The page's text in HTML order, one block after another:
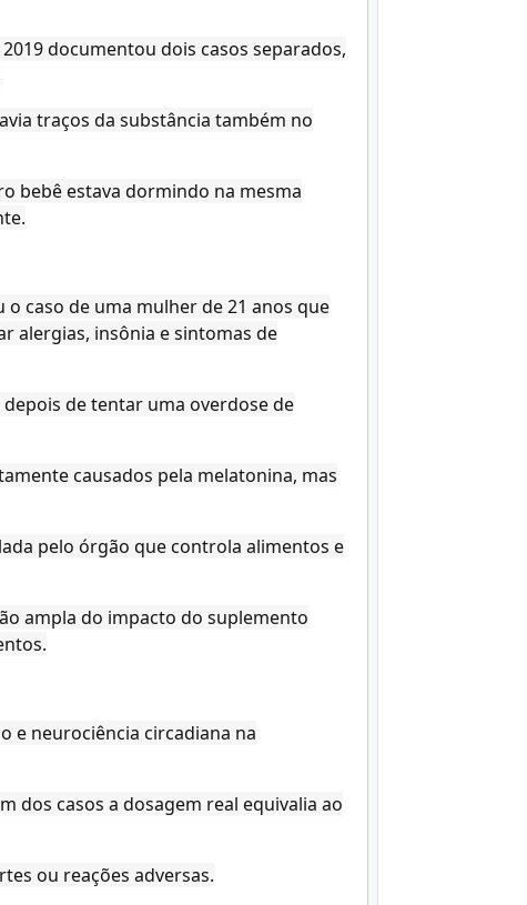
documentou dois casos separados,
traços da substância também no
bebê estava dormindo na mesma
caso de uma mulher de 21 anos que
alergias, insônia e sintomas de
de tentar uma overdose de
causados pela melatonina, mas
pelo órgão que controla alimentos e
ampla do impacto do suplemento
e neurociência circadiana na
dos casos a dosagem real equivalia ao
ou reações adversas.